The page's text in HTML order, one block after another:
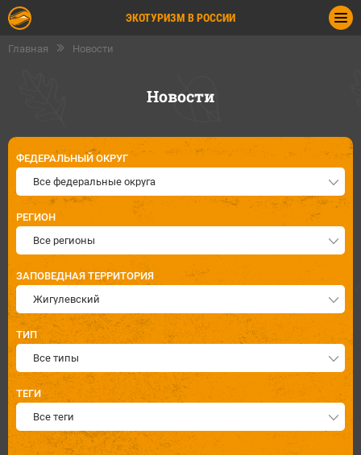
ЭКОТУРИЗМ В РОССИИ
Главная Новости
Новости
ФЕДЕРАЛЬНЫЙ ОКРУГ
Все федеральные округа
РЕГИОН
Все регионы
ЗАПОВЕДНАЯ ТЕРРИТОРИЯ
Жигулевский
ТИП
Все типы
ТЕГИ
Все теги